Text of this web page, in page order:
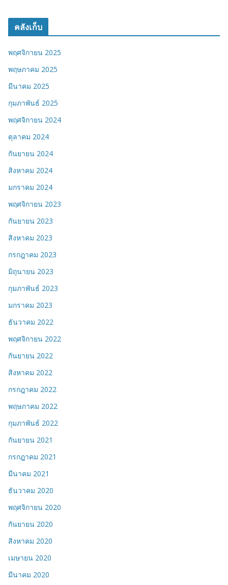
คลังเก็บ
พฤศจิกายน 2025
พฤษภาคม 2025
มีนาคม 2025
กุมภาพันธ์ 2025
พฤศจิกายน 2024
ตุลาคม 2024
กันยายน 2024
สิงหาคม 2024
มกราคม 2024
พฤศจิกายน 2023
กันยายน 2023
สิงหาคม 2023
กรกฎาคม 2023
มิถุนายน 2023
กุมภาพันธ์ 2023
มกราคม 2023
ธันวาคม 2022
พฤศจิกายน 2022
กันยายน 2022
สิงหาคม 2022
กรกฎาคม 2022
พฤษภาคม 2022
กุมภาพันธ์ 2022
กันยายน 2021
กรกฎาคม 2021
มีนาคม 2021
ธันวาคม 2020
พฤศจิกายน 2020
กันยายน 2020
สิงหาคม 2020
เมษายน 2020
มีนาคม 2020